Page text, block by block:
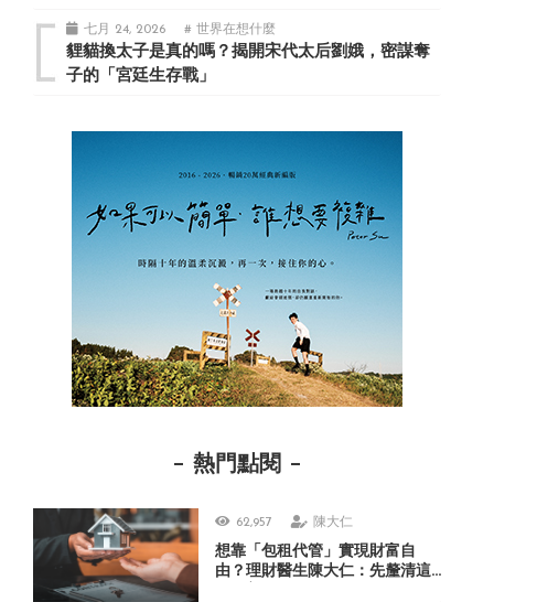
七月 24, 2026 # 世界在想什麼
貍貓換太子是真的嗎？揭開宋代太后劉娥，密謀奪
子的「宮廷生存戰」
熱門點閱
62,957 陳大仁
想靠「包租代管」實現財富自
由？理財醫生陳大仁：先釐清這